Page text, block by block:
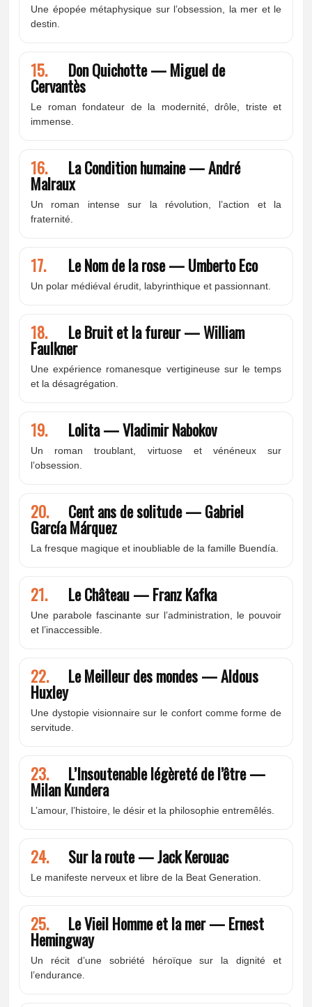
Une épopée métaphysique sur l’obsession, la mer et le
destin.
15. Don Quichotte — Miguel de
Cervantès
Le roman fondateur de la modernité, drôle, triste et
immense.
16. La Condition humaine — André
Malraux
Un roman intense sur la révolution, l’action et la
fraternité.
17. Le Nom de la rose — Umberto Eco
Un polar médiéval érudit, labyrinthique et passionnant.
18. Le Bruit et la fureur — William
Faulkner
Une expérience romanesque vertigineuse sur le temps
et la désagrégation.
19. Lolita — Vladimir Nabokov
Un roman troublant, virtuose et vénéneux sur
l’obsession.
20. Cent ans de solitude — Gabriel
García Márquez
La fresque magique et inoubliable de la famille Buendía.
21. Le Château — Franz Kafka
Une parabole fascinante sur l’administration, le pouvoir
et l’inaccessible.
22. Le Meilleur des mondes — Aldous
Huxley
Une dystopie visionnaire sur le confort comme forme de
servitude.
23. L’Insoutenable légèreté de l’être —
Milan Kundera
L’amour, l’histoire, le désir et la philosophie entremêlés.
24. Sur la route — Jack Kerouac
Le manifeste nerveux et libre de la Beat Generation.
25. Le Vieil Homme et la mer — Ernest
Hemingway
Un récit d’une sobriété héroïque sur la dignité et
l’endurance.